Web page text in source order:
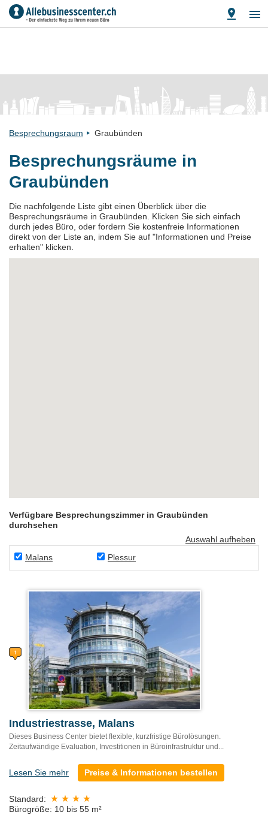
Besprechungsraum Graubünden
Besprechungsräume in
Graubünden
Die nachfolgende Liste gibt einen Überblick über die
Besprechungsräume in Graubünden. Klicken Sie sich einfach
durch jedes Büro, oder fordern Sie kostenfreie Informationen
direkt von der Liste an, indem Sie auf "Informationen und Preise
erhalten" klicken.
Verfügbare Besprechungszimmer in Graubünden
durchsehen
Auswahl aufheben
Malans
Plessur
Industriestrasse, Malans
Dieses Business Center bietet flexible, kurzfristige Bürolösungen.
Zeitaufwändige Evaluation, Investitionen in Büroinfrastruktur und...
Lesen Sie mehr Preise & Informationen bestellen
Standard:
Bürogröße: 10 bis 55 m²